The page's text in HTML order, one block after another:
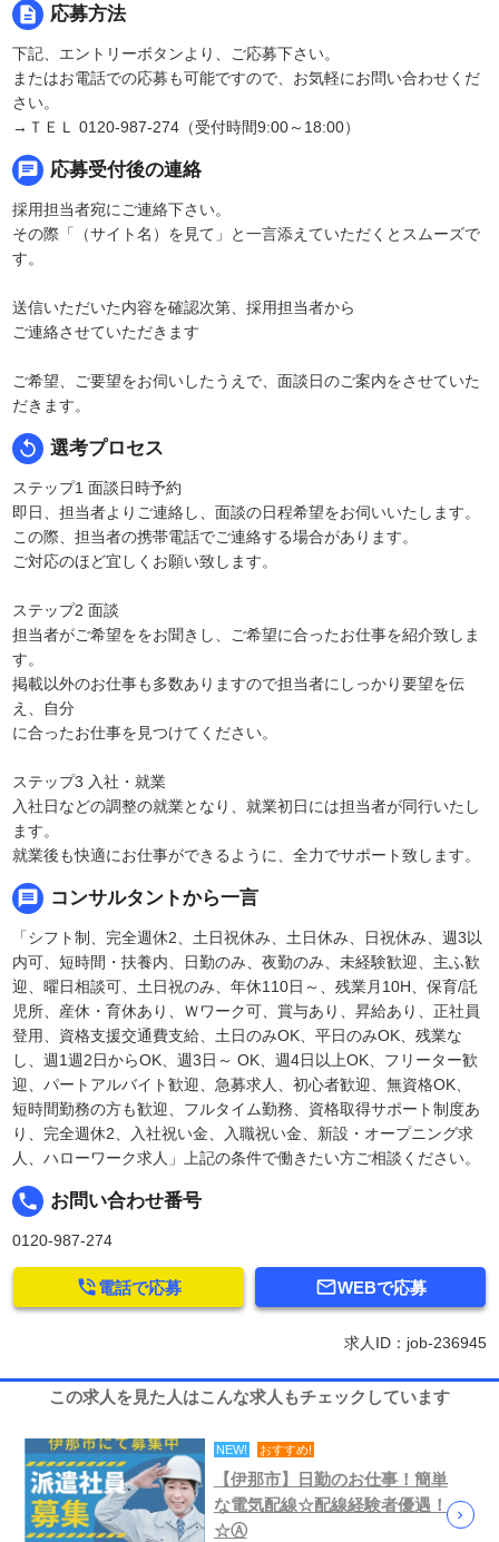
description 応募方法
下記、エントリーボタンより、ご応募下さい。
またはお電話での応募も可能ですので、お気軽にお問い合わせくだ
さい。
→ＴＥＬ 0120-987-274（受付時間9:00～18:00）
chat 応募受付後の連絡
採用担当者宛にご連絡下さい。
その際「（サイト名）を見て」と一言添えていただくとスムーズで
す。
送信いただいた内容を確認次第、採用担当者から
ご連絡させていただきます
ご希望、ご要望をお伺いしたうえで、面談日のご案内をさせていた
だきます。
replay 選考プロセス
ステップ1 面談日時予約
即日、担当者よりご連絡し、面談の日程希望をお伺いいたします。
この際、担当者の携帯電話でご連絡する場合があります。
ご対応のほど宜しくお願い致します。
ステップ2 面談
担当者がご希望ををお聞きし、ご希望に合ったお仕事を紹介致しま
す。
掲載以外のお仕事も多数ありますので担当者にしっかり要望を伝
え、自分
に合ったお仕事を見つけてください。
ステップ3 入社・就業
入社日などの調整の就業となり、就業初日には担当者が同行いたし
ます。
就業後も快適にお仕事ができるように、全力でサポート致します。
message コンサルタントから一言
「シフト制、完全週休2、土日祝休み、土日休み、日祝休み、週3以
内可、短時間・扶養内、日勤のみ、夜勤のみ、未経験歓迎、主ふ歓
迎、曜日相談可、土日祝のみ、年休110日～、残業月10H、保育/託
児所、産休・育休あり、Ｗワーク可、賞与あり、昇給あり、正社員
登用、資格支援交通費支給、土日のみOK、平日のみOK、残業な
し、週1週2日からOK、週3日～ OK、週4日以上OK、フリーター歓
迎、パートアルバイト歓迎、急募求人、初心者歓迎、無資格OK、
短時間勤務の方も歓迎、フルタイム勤務、資格取得サポート制度あ
り、完全週休2、入社祝い金、入職祝い金、新設・オープニング求
人、ハローワーク求人」上記の条件で働きたい方ご相談ください。
local_phone お問い合わせ番号
0120-987-274
WEBで応募
電話で応募
求人ID：job-236945
この求人を見た人はこんな求人もチェックしています
NEW! おすすめ!
【伊那市】日勤のお仕事！簡単
な電気配線☆配線経験者優遇！
☆Ⓐ